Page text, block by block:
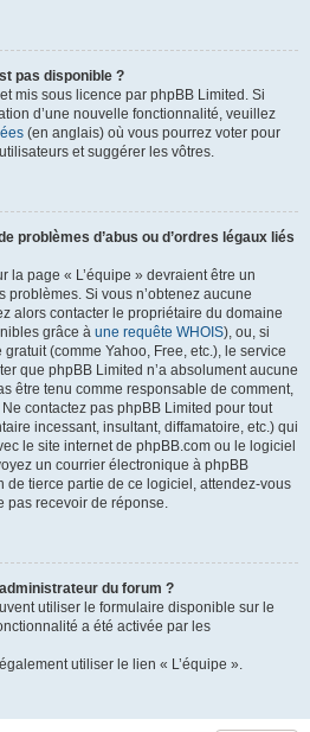
pas disponible ?
mis sous licence par phpBB Limited. Si
d’une nouvelle fonctionnalité, veuillez
(en anglais) où vous pourrez voter pour
et suggérer les vôtres.
problèmes d’abus ou d’ordres légaux liés
la page « L’équipe » devraient être un
Si vous n’obtenez aucune
alors contacter le propriétaire du domaine
grâce à une requête WHOIS), ou, si
(comme Yahoo, Free, etc.), le service
que phpBB Limited n’a absolument aucune
être tenu comme responsable de comment,
contactez pas phpBB Limited pour tout
incessant, insultant, diffamatoire, etc.) qui
le site internet de phpBB.com ou le logiciel
un courrier électronique à phpBB
de tierce partie de ce logiciel, attendez-vous
pas recevoir de réponse.
du forum ?
utiliser le formulaire disponible sur le
a été activée par les
utiliser le lien « L’équipe ».